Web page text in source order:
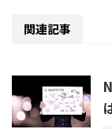
関連記事